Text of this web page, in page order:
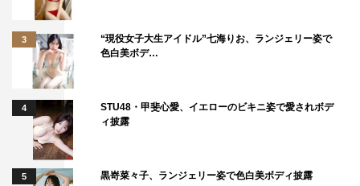
3
“現役女子大生アイドル”七海りお、ランジェリー姿で
色白美ボデ…
4
STU48・甲斐心愛、イエローのビキニ姿で愛されボデ
ィ披露
5 黒嵜菜々子、ランジェリー姿で色白美ボディ披露